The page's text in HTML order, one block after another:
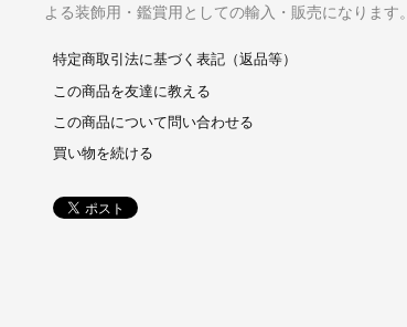
よる装飾用・鑑賞用としての輸入・販売になります。
特定商取引法に基づく表記（返品等）
この商品を友達に教える
この商品について問い合わせる
買い物を続ける